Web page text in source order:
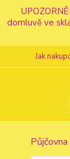
domluvě ve
Jak